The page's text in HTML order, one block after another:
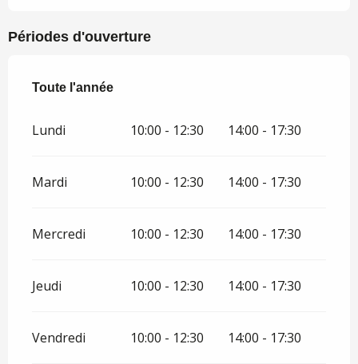
Périodes d'ouverture
Toute l'année
Toute l'année
Lundi 10:00 - 12:30 14:00 - 17:30
Mardi 10:00 - 12:30 14:00 - 17:30
Mercredi 10:00 - 12:30 14:00 - 17:30
Jeudi 10:00 - 12:30 14:00 - 17:30
Vendredi 10:00 - 12:30 14:00 - 17:30